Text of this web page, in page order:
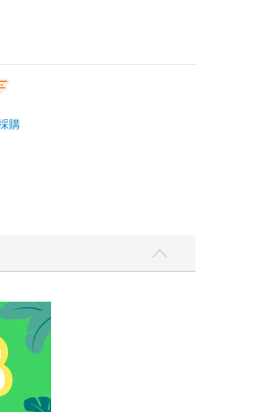
購